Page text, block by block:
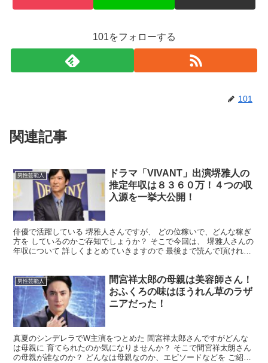
101をフォローする
101
関連記事
男性芸能人
ドラマ「VIVANT」出演堺雅人の
推定年収は８３６０万！４つの収
入源を一挙大公開！
俳優で活躍している 堺雅人さんですが、 どの位稼いで、どんな稼ぎ
方を しているのかご存知でしょうか？ そこで今回は、 堺雅人さんの
年収について 詳しくまとめていきますので 最後まで読んで頂ければ
男性芸能人
間宮祥太郎の母親は美容師さん！
おふくろの味はほうれん草のラザ
ニアだった！
真夏のシンデレラでW主演をつとめた 間宮祥太郎さんですがどんな
は母親に 育てられたのか気になりませんか？ そこで間宮祥太朗さん
の母親が誰なのか？ どんなは母親なのか、エピソードなどを ご紹介